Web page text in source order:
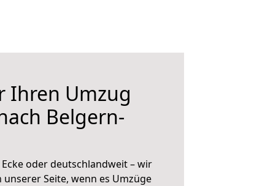
Ihren Umzug
Belgern-
oder deutschlandweit – wir
unserer Seite, wenn es Umzüge